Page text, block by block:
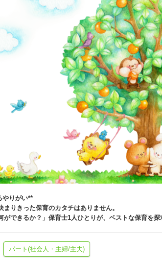
やりがい**
まりきった保育のカタチはありません。
ができるか？」保育士1人ひとりが、ベストな保育を探
パート(社会人・主婦/主夫)